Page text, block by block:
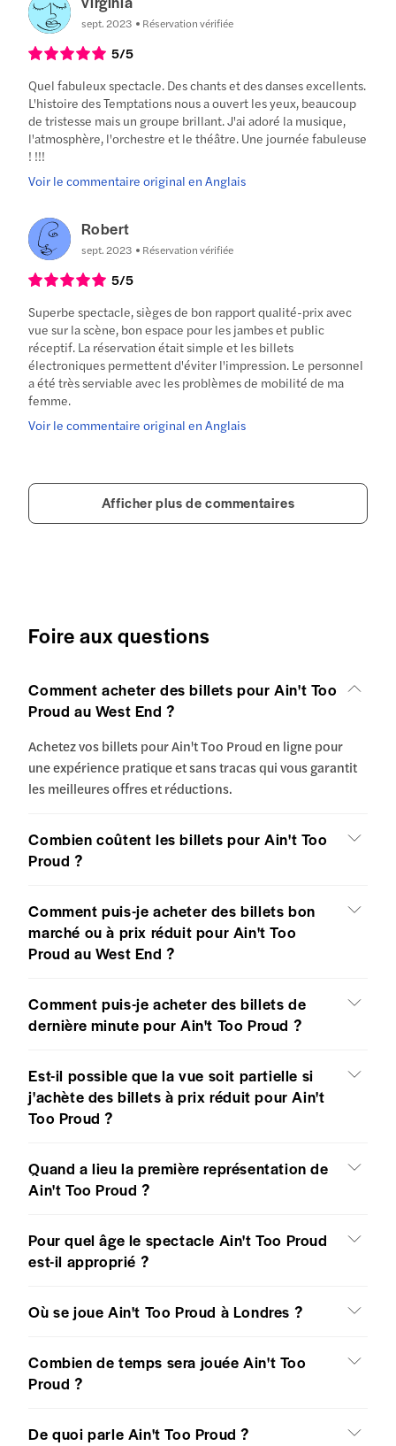
sept. 2023 Réservation vérifiée
5/5
Quel fabuleux spectacle. Des chants et des danses excellents.
L'histoire des Temptations nous a ouvert les yeux, beaucoup
de tristesse mais un groupe brillant. J'ai adoré la musique,
l'atmosphère, l'orchestre et le théâtre. Une journée fabuleuse
! !!!
Voir le commentaire original en Anglais
Robert
sept. 2023 Réservation vérifiée
5/5
Superbe spectacle, sièges de bon rapport qualité-prix avec
vue sur la scène, bon espace pour les jambes et public
réceptif. La réservation était simple et les billets
électroniques permettent d'éviter l'impression. Le personnel
a été très serviable avec les problèmes de mobilité de ma
femme.
Voir le commentaire original en Anglais
Afficher plus de commentaires
Foire aux questions
Comment acheter des billets pour Ain't Too
Proud au West End ?
Achetez vos billets pour Ain't Too Proud en ligne pour
une expérience pratique et sans tracas qui vous garantit
les meilleures offres et réductions.
Combien coûtent les billets pour Ain't Too
Proud ?
Comment puis-je acheter des billets bon
marché ou à prix réduit pour Ain't Too
Proud au West End ?
Comment puis-je acheter des billets de
dernière minute pour Ain't Too Proud ?
Est-il possible que la vue soit partielle si
j'achète des billets à prix réduit pour Ain't
Too Proud ?
Quand a lieu la première représentation de
Ain't Too Proud ?
Pour quel âge le spectacle Ain't Too Proud
est-il approprié ?
Où se joue Ain't Too Proud à Londres ?
Combien de temps sera jouée Ain't Too
Proud ?
De quoi parle Ain't Too Proud ?